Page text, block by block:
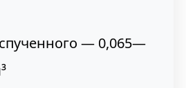
— 0,065—